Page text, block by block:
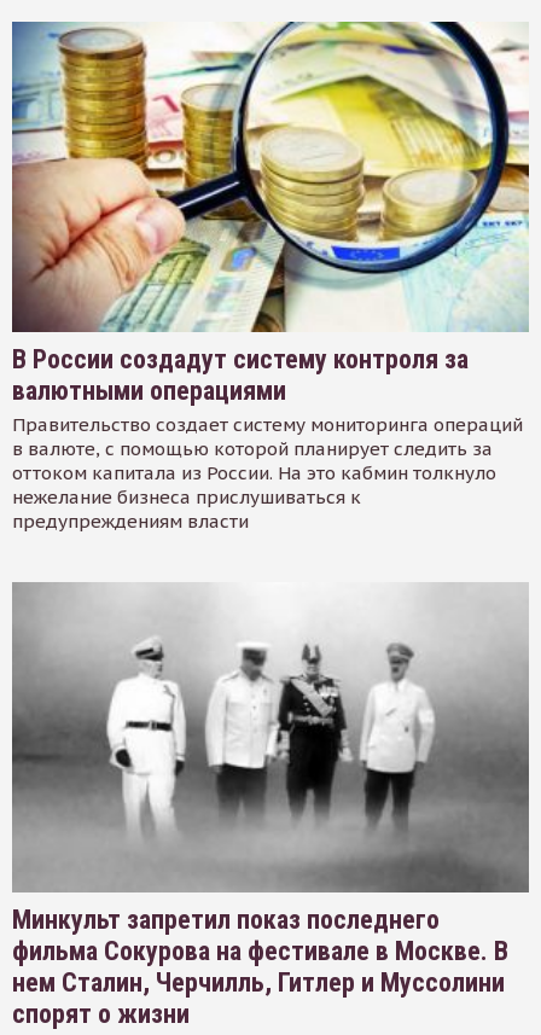
В России создадут систему контроля за
валютными операциями
Правительство создает систему мониторинга операций
в валюте, с помощью которой планирует следить за
оттоком капитала из России. На это кабмин толкнуло
нежелание бизнеса прислушиваться к
предупреждениям власти
Минкульт запретил показ последнего
фильма Сокурова на фестивале в Москве. В
нем Сталин, Черчилль, Гитлер и Муссолини
спорят о жизни